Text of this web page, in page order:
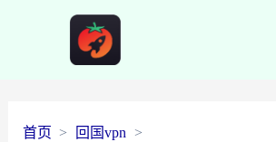
首页
回国vpn